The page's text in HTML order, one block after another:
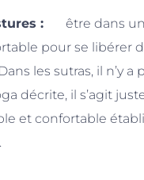
: être dans
pour se libérer
les sutras, il n’y a
décrite, il s’agit
et confortable